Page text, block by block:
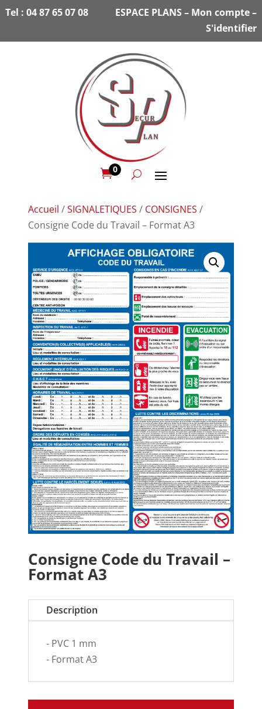
Tel : 04 87 65 07 08 ESPACE PLANS– Mon compte–
S'identifier
0
Accueil /SIGNALETIQUES / CONSIGNES /
Consigne Code du Travail – Format A3
Consigne Code du Travail –
Format A3
Description
- PVC 1 mm
- Format A3